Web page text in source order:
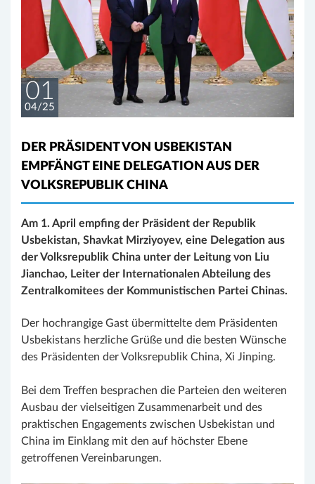
01
04/25
DER PRÄSIDENT VON USBEKISTAN
EMPFÄNGT EINE DELEGATION AUS DER
VOLKSREPUBLIK CHINA
Am 1. April empfing der Präsident der Republik
Usbekistan, Shavkat Mirziyoyev, eine Delegation aus
der Volksrepublik China unter der Leitung von Liu
Jianchao, Leiter der Internationalen Abteilung des
Zentralkomitees der Kommunistischen Partei Chinas.
Der hochrangige Gast übermittelte dem Präsidenten
Usbekistans herzliche Grüße und die besten Wünsche
des Präsidenten der Volksrepublik China, Xi Jinping.
Bei dem Treffen besprachen die Parteien den weiteren
Ausbau der vielseitigen Zusammenarbeit und des
praktischen Engagements zwischen Usbekistan und
China im Einklang mit den auf höchster Ebene
getroffenen Vereinbarungen.